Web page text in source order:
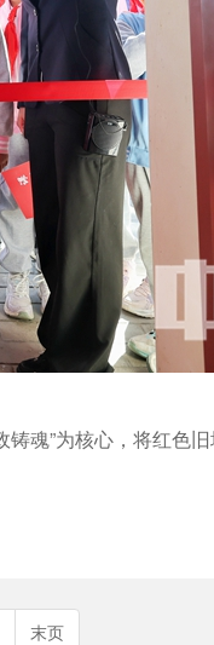
魂”为核心，将红色
末页